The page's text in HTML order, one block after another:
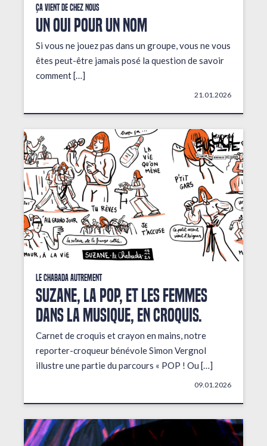
Ça vient de chez nous
UN OUI POUR UN NOM
Si vous ne jouez pas dans un groupe, vous ne vous
êtes peut-être jamais posé la question de savoir
comment […]
21.01.2026
Le Chabada autrement
Suzane, la pop, et les femmes
dans la musique, en croquis.
Carnet de croquis et crayon en mains, notre
reporter-croqueur bénévole Simon Vergnol
illustre une partie du parcours « POP ! Ou […]
09.01.2026